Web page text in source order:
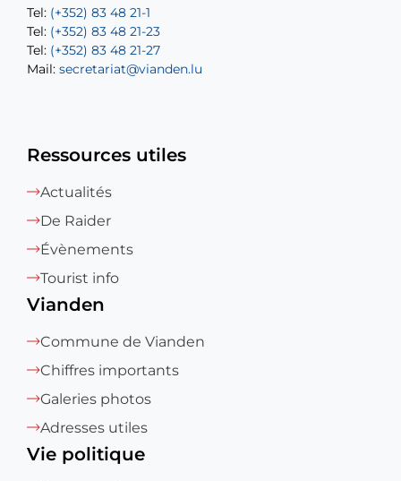
Tel: (+352) 83 48 21-1
Tel: (+352) 83 48 21-23
Tel: (+352) 83 48 21-27
Mail: secretariat@vianden.lu
Tel: (+352) 83 48 21-20
Tel: (+352) 83 48 21-22
Mail:sofia.carvalho@vianden.lu
Mail: diane.storn@vianden.lu
Ressources utiles
Actualités
De Raider
Évènements
Tourist info
Vianden
Commune de Vianden
Chiffres importants
Galeries photos
Adresses utiles
Vie politique